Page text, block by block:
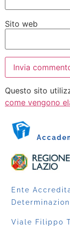
Sito web
Questo sito
come vengono
Ente
Viale Filippo